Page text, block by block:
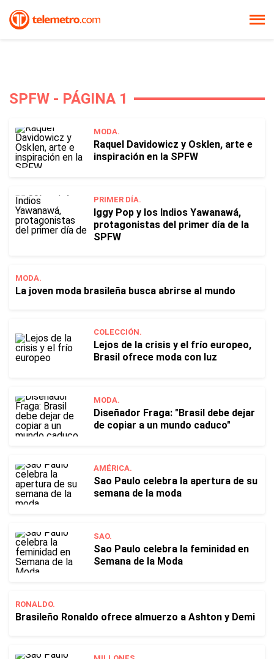
SPFW - PÁGINA 1
MODA.
Raquel Davidowicz y Osklen, arte e
inspiración en la SPFW
PRIMER DÍA.
Iggy Pop y los Indios Yawanawá,
protagonistas del primer día de la
SPFW
MODA.
La joven moda brasileña busca abrirse al mundo
COLECCIÓN.
Lejos de la crisis y el frío europeo,
Brasil ofrece moda con luz
MODA.
Diseñador Fraga: "Brasil debe dejar
de copiar a un mundo caduco"
AMÉRICA.
Sao Paulo celebra la apertura de su
semana de la moda
SAO.
Sao Paulo celebra la feminidad en
Semana de la Moda
RONALDO.
Brasileño Ronaldo ofrece almuerzo a Ashton y Demi